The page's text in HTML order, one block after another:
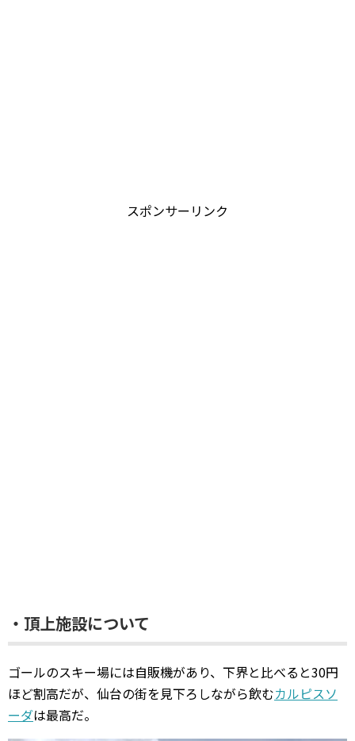
スポンサーリンク
・頂上施設について
ゴールのスキー場には自販機があり、下界と比べると30円
ほど割高だが、仙台の街を見下ろしながら飲むカルピスソ
ーダは最高だ。